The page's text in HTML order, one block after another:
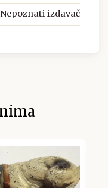
Nepoznati izdavač